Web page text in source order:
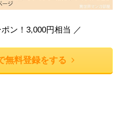
ン！3,000円相当 ／
無料登録をする